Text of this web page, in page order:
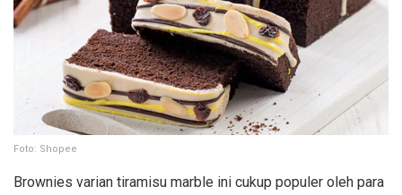
Foto: Shopee
Brownies varian tiramisu marble ini cukup populer oleh para